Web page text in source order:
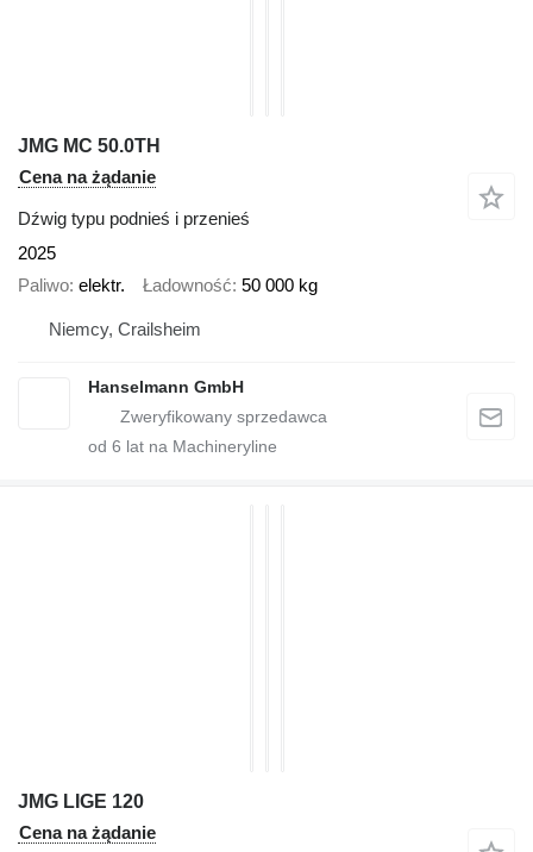
JMG MC 50.0TH
Cena na żądanie
Dźwig typu podnieś i przenieś
2025
Paliwo elektr. Ładowność 50 000 kg
Niemcy, Crailsheim
Hanselmann GmbH
od 6 lat na Machineryline
JMG LIGE 120
Cena na żądanie